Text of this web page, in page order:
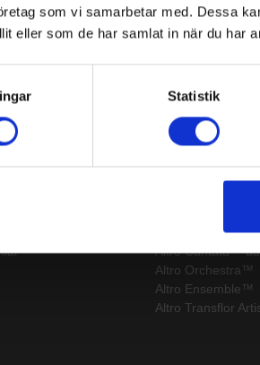
som vi samarbetar med. Dessa
eller som de har samlat in när du har
Statistik
Senaste
Altro Walkway™
Altro Cantata™
Altro Orchestra™
Altro Ensemble™
Altro Transflor